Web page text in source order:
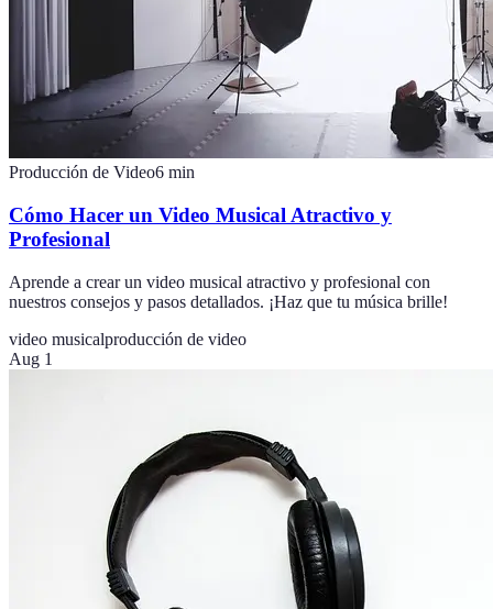
Producción de Video6 min
Cómo Hacer un Video Musical Atractivo y
Profesional
Aprende a crear un video musical atractivo y profesional con
nuestros consejos y pasos detallados. ¡Haz que tu música brille!
video musicalproducción de video
Aug 1